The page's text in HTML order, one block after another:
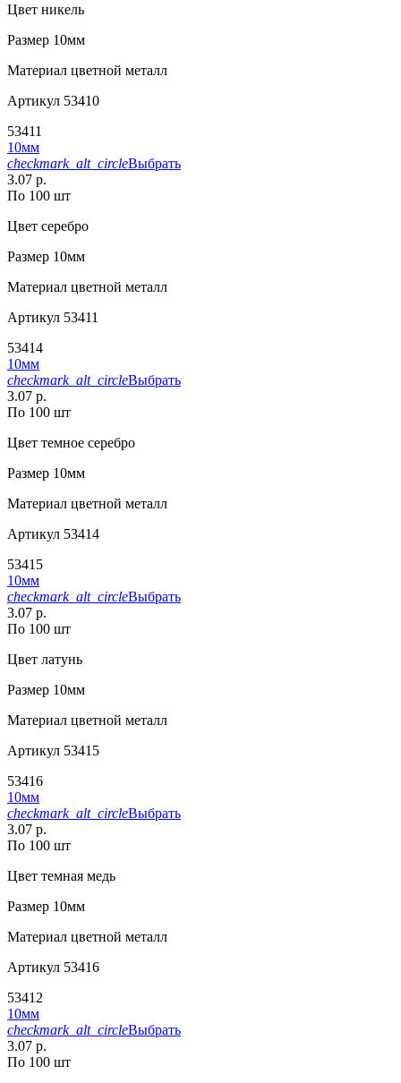
Цвет никель
Размер 10мм
Материал цветной металл
Артикул 53410
53411
10мм
checkmark_alt_circleВыбрать
3.07 р.
По 100 шт
Цвет серебро
Размер 10мм
Материал цветной металл
Артикул 53411
53414
10мм
checkmark_alt_circleВыбрать
3.07 р.
По 100 шт
Цвет темное серебро
Размер 10мм
Материал цветной металл
Артикул 53414
53415
10мм
checkmark_alt_circleВыбрать
3.07 р.
По 100 шт
Цвет латунь
Размер 10мм
Материал цветной металл
Артикул 53415
53416
10мм
checkmark_alt_circleВыбрать
3.07 р.
По 100 шт
Цвет темная медь
Размер 10мм
Материал цветной металл
Артикул 53416
53412
10мм
checkmark_alt_circleВыбрать
3.07 р.
По 100 шт